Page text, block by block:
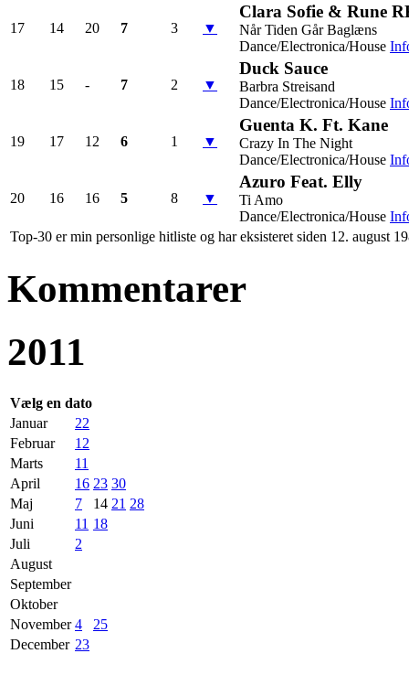
17 14 20 7 3 ▼
Clara Sofie & Rune
Når Tiden Går Baglæns
Dance/Electronica/House
18 15 - 7 2 ▼
Duck Sauce
Barbra Streisand
Dance/Electronica/House
19 17 12 6 1 ▼
Guenta K. Ft. Kane
Crazy In The Night
Dance/Electronica/House
20 16 16 5 8 ▼
Azuro Feat. Elly
Ti Amo
Dance/Electronica/House
Top-30 er min personlige hitliste og har eksisteret siden 12. august
Kommentarer
2011
Vælg en dato
Januar
22
Februar
12
Marts
11
April
16 23 30
Maj
7 14 21 28
Juni
11 18
Juli
2
August
September
Oktober
November 4
25
December 23